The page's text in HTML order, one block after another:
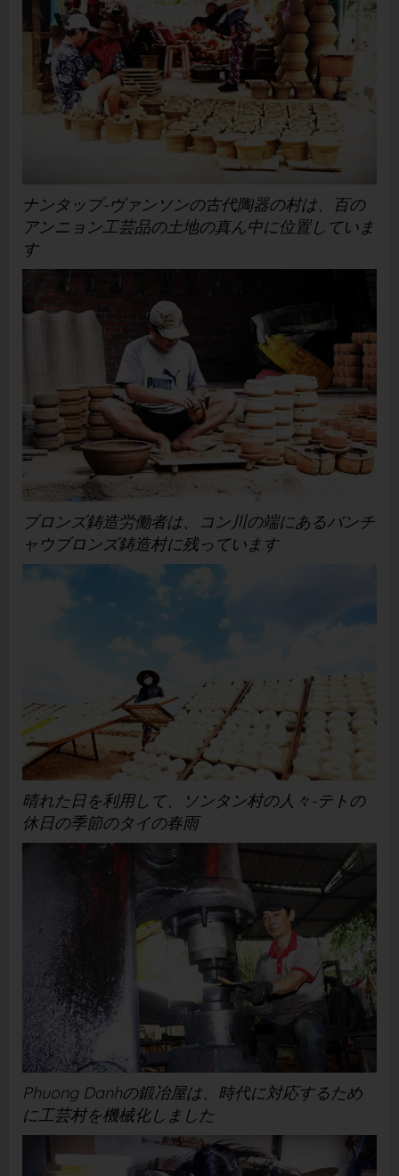
ナンタップ-ヴァンソンの古代陶器の村は、百の
アンニョン工芸品の土地の真ん中に位置していま
す
ブロンズ鋳造労働者は、コン川の端にあるバンチ
ャウブロンズ鋳造村に残っています
晴れた日を利用して、ソンタン村の人々-テトの
休日の季節のタイの春雨
Phuong Danhの鍛冶屋は、時代に対応するため
に工芸村を機械化しました